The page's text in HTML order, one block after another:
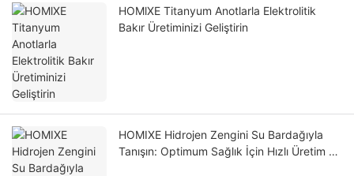
HOMlXE Titanyum Anotlarla Elektrolitik
Bakır Üretiminizi Geliştirin
HOMIXE Hidrojen Zengini Su Bardağıyla
Tanışın: Optimum Sağlık İçin Hızlı Üretim ve